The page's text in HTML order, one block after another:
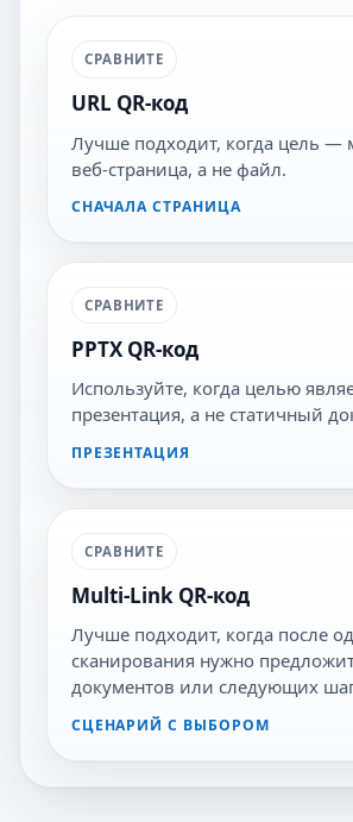
СРАВНИТЕ
URL QR-код
Лучше подходит, когда цель —
веб-страница, а не файл.
СНАЧАЛА СТРАНИЦА
СРАВНИТЕ
PPTX QR-код
Используйте, когда целью
презентация, а не статичный
ПРЕЗЕНТАЦИЯ
СРАВНИТЕ
Multi-Link QR-код
Лучше подходит, когда после
сканирования нужно
документов или следующих
СЦЕНАРИЙ С ВЫБОРОМ